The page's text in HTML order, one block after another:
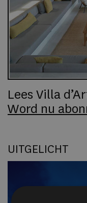
Lees Villa
Word nu
UITGELICHT